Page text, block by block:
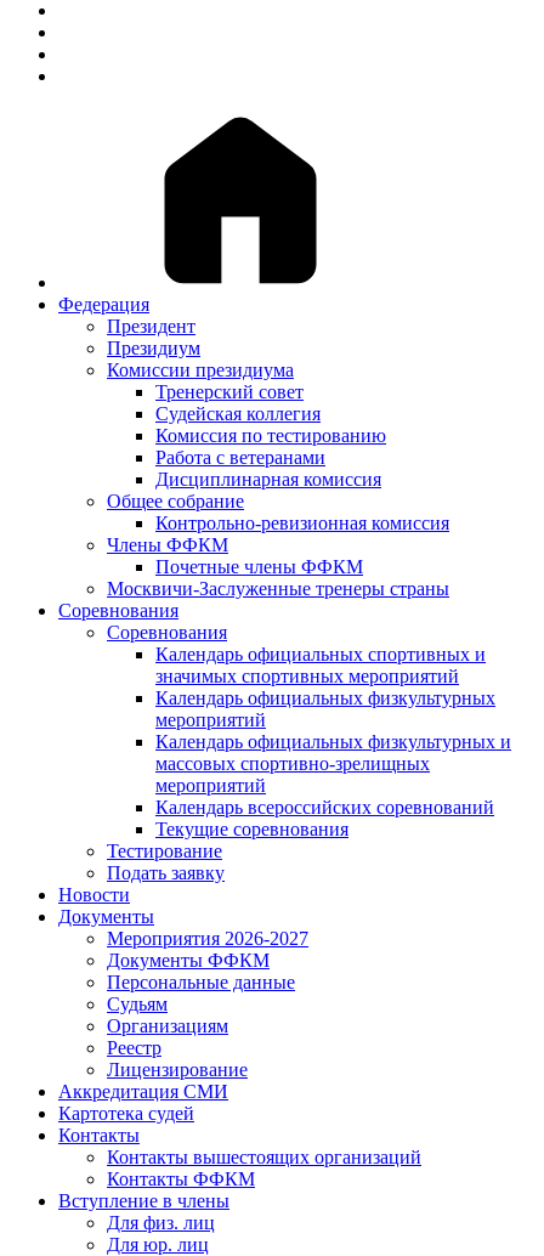
Федерация
Президент
Президиум
Комиссии президиума
Тренерский совет
Судейская коллегия
Комиссия по тестированию
Работа с ветеранами
Дисциплинарная комиссия
Общее собрание
Контрольно-ревизионная комиссия
Члены ФФКМ
Почетные члены ФФКМ
Москвичи-Заслуженные тренеры страны
Соревнования
Соревнования
Календарь официальных спортивных и
значимых спортивных мероприятий
Календарь официальных физкультурных
мероприятий
Календарь официальных физкультурных и
массовых спортивно-зрелищных
мероприятий
Календарь всероссийских соревнований
Текущие соревнования
Тестирование
Подать заявку
Новости
Документы
Мероприятия 2026-2027
Документы ФФКМ
Персональные данные
Судьям
Организациям
Реестр
Лицензирование
Аккредитация СМИ
Картотека судей
Контакты
Контакты вышестоящих организаций
Контакты ФФКМ
Вступление в члены
Для физ. лиц
Для юр. лиц